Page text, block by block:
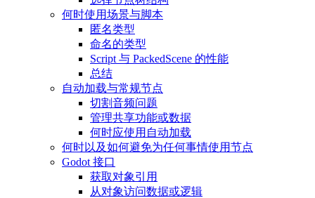
何时使用场景与脚本
匿名类型
命名的类型
Script 与 PackedScene 的性能
总结
自动加载与常规节点
切割音频问题
管理共享功能或数据
何时应使用自动加载
何时以及如何避免为任何事情使用节点
Godot 接口
获取对象引用
从对象访问数据或逻辑